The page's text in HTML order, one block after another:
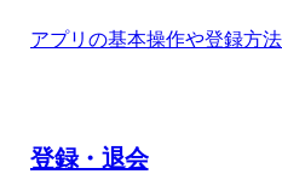
アプリの基本操作や登録方
登録・退会